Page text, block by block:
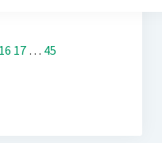
16 17 … 45